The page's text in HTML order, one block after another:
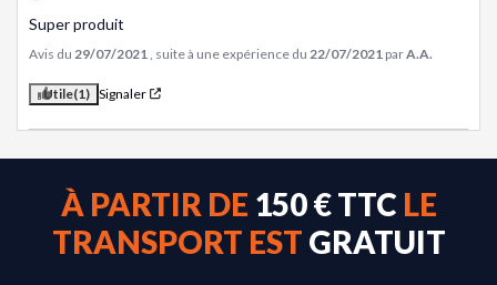
Super produit
Avis du 29/07/2021 , suite à une expérience du 22/07/2021 parA.A.
Utile(1) Signaler
À PARTIR DE 150 € TTC LE
TRANSPORT EST GRATUIT